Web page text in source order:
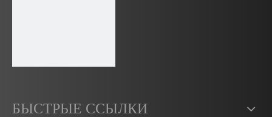
БЫСТРЫЕ ССЫЛКИ